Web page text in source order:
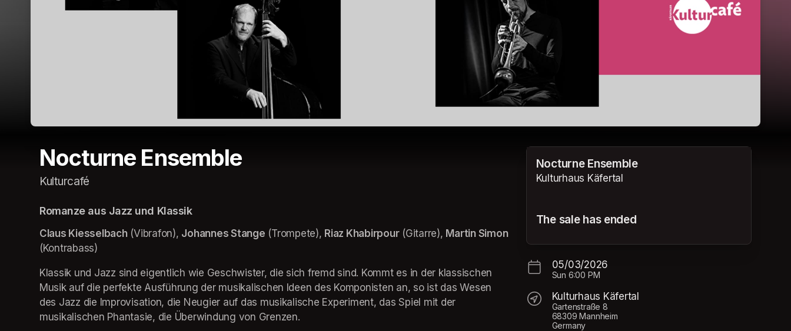
Nocturne Ensemble
Kulturcafé
Romanze aus Jazz und Klassik
Claus Kiesselbach (Vibrafon), Johannes Stange (Trompete), Riaz Khabirpour (Gitarre), Martin Simon
(Kontrabass)
Klassik und Jazz sind eigentlich wie Geschwister, die sich fremd sind. Kommt es in der klassischen
Musik auf die perfekte Ausführung der musikalischen Ideen des Komponisten an, so ist das Wesen
des Jazz die Improvisation, die Neugier auf das musikalische Experiment, das Spiel mit der
musikalischen Phantasie, die Überwindung von Grenzen.
Nocturne Ensemble
Kulturhaus Käfertal
The sale has ended
05/03/2026
Sun 6:00 PM
Kulturhaus Käfertal
Gartenstraße 8
68309 Mannheim
Germany